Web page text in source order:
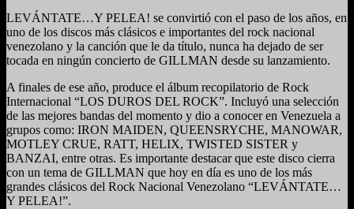
LEVÁNTATE…Y PELEA! se convirtió con el paso de los años, en
uno de los discos más clásicos e importantes del rock nacional
venezolano y la canción que le da título, nunca ha dejado de ser
tocada en ningún concierto de GILLMAN desde su lanzamiento.
A finales de ese año, produce el álbum recopilatorio de Rock
Internacional “LOS DUROS DEL ROCK”. Incluyó una selección
de las mejores bandas del momento y dio a conocer en Venezuela a
grupos como: IRON MAIDEN, QUEENSRYCHE, MANOWAR,
MOTLEY CRUE, RATT, HELIX, TWISTED SISTER y
BANZAI, entre otras. Es importante destacar que este disco cierra
con un tema de GILLMAN que hoy en día es uno de los más
grandes clásicos del Rock Nacional Venezolano “LEVÁNTATE…
Y PELEA!”.